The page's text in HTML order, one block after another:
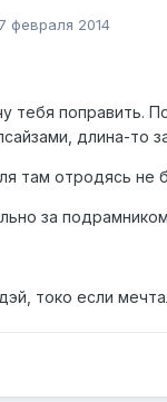
февраля 2014
тебя поправить.
длина-то
там отродясь не
за
токо если